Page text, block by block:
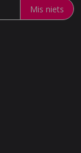
Mis niets